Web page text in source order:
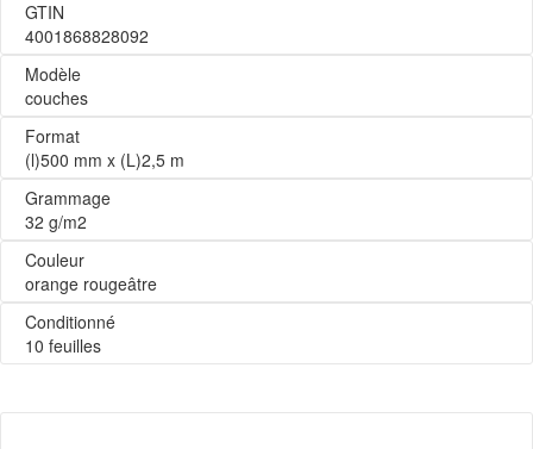
GTIN
4001868828092
Modèle
couches
Format
(l)500 mm x (L)2,5 m
Grammage
32 g/m2
Couleur
orange rougeâtre
Conditionné
10 feuilles